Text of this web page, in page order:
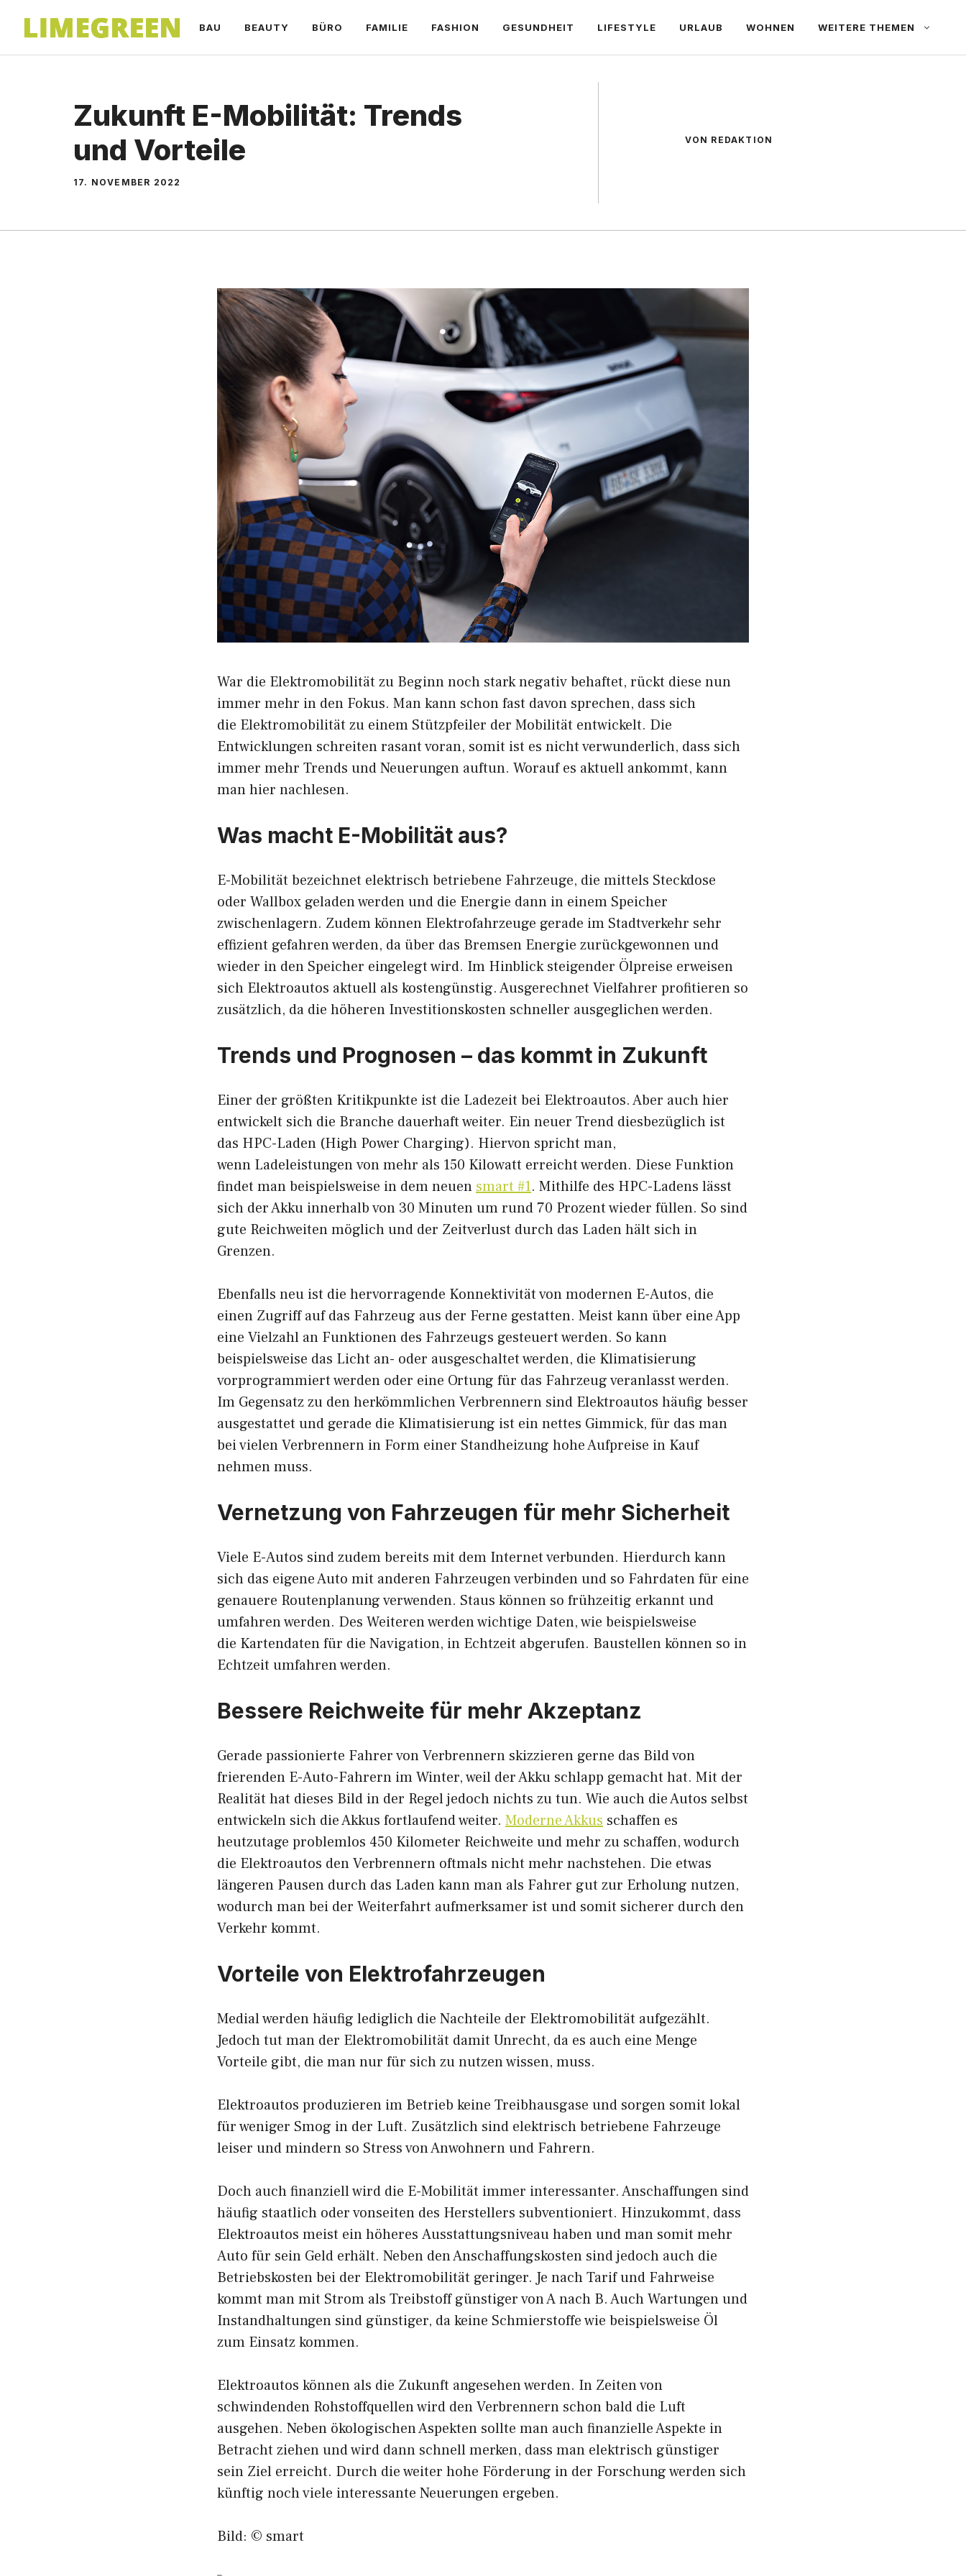
Inhalt
springen
BAU BEAUTY BÜRO FAMILIE FASHION GESUNDHEIT LIFESTYLE URLAUB WOHNEN WEITERE THEMEN
Zukunft E-Mobilität: Trends
und Vorteile
17. NOVEMBER 2022
VON REDAKTION
War die Elektromobilität zu Beginn noch stark negativ behaftet, rückt diese nun
immer mehr in den Fokus. Man kann schon fast davon sprechen, dass sich
die Elektromobilität zu einem Stützpfeiler der Mobilität entwickelt. Die
Entwicklungen schreiten rasant voran, somit ist es nicht verwunderlich, dass sich
immer mehr Trends und Neuerungen auftun. Worauf es aktuell ankommt, kann
man hier nachlesen.
Was macht E-Mobilität aus?
E-Mobilität bezeichnet elektrisch betriebene Fahrzeuge, die mittels Steckdose
oder Wallbox geladen werden und die Energie dann in einem Speicher
zwischenlagern. Zudem können Elektrofahrzeuge gerade im Stadtverkehr sehr
effizient gefahren werden, da über das Bremsen Energie zurückgewonnen und
wieder in den Speicher eingelegt wird. Im Hinblick steigender Ölpreise erweisen
sich Elektroautos aktuell als kostengünstig. Ausgerechnet Vielfahrer profitieren so
zusätzlich, da die höheren Investitionskosten schneller ausgeglichen werden.
Trends und Prognosen – das kommt in Zukunft
Einer der größten Kritikpunkte ist die Ladezeit bei Elektroautos. Aber auch hier
entwickelt sich die Branche dauerhaft weiter. Ein neuer Trend diesbezüglich ist
das HPC-Laden (High Power Charging). Hiervon spricht man,
wenn Ladeleistungen von mehr als 150 Kilowatt erreicht werden. Diese Funktion
findet man beispielsweise in dem neuensmart #1. Mithilfe des HPC-Ladens lässt
sich der Akku innerhalb von 30 Minuten um rund 70 Prozent wieder füllen. So sind
gute Reichweiten möglich und der Zeitverlust durch das Laden hält sich in
Grenzen.
Ebenfalls neu ist die hervorragende Konnektivität von modernen E-Autos, die
einen Zugriff auf das Fahrzeug aus der Ferne gestatten. Meist kann über eine App
eine Vielzahl an Funktionen des Fahrzeugs gesteuert werden. So kann
beispielsweise das Licht an- oder ausgeschaltet werden, die Klimatisierung
vorprogrammiert werden oder eine Ortung für das Fahrzeug veranlasst werden.
Im Gegensatz zu den herkömmlichen Verbrennern sind Elektroautos häufig besser
ausgestattet und gerade die Klimatisierung ist ein nettes Gimmick, für das man
bei vielen Verbrennern in Form einer Standheizung hohe Aufpreise in Kauf
nehmen muss.
Vernetzung von Fahrzeugen für mehr Sicherheit
Viele E-Autos sind zudem bereits mit dem Internet verbunden. Hierdurch kann
sich das eigene Auto mit anderen Fahrzeugen verbinden und so Fahrdaten für eine
genauere Routenplanung verwenden. Staus können so frühzeitig erkannt und
umfahren werden. Des Weiteren werden wichtige Daten, wie beispielsweise
die Kartendaten für die Navigation, in Echtzeit abgerufen. Baustellen können so in
Echtzeit umfahren werden.
Bessere Reichweite für mehr Akzeptanz
Gerade passionierte Fahrer von Verbrennern skizzieren gerne das Bild von
frierenden E-Auto-Fahrern im Winter, weil der Akku schlapp gemacht hat. Mit der
Realität hat dieses Bild in der Regel jedoch nichts zu tun. Wie auch die Autos selbst
entwickeln sich die Akkus fortlaufend weiter. Moderne Akkus schaffen es
heutzutage problemlos 450 Kilometer Reichweite und mehr zu schaffen, wodurch
die Elektroautos den Verbrennern oftmals nicht mehr nachstehen. Die etwas
längeren Pausen durch das Laden kann man als Fahrer gut zur Erholung nutzen,
wodurch man bei der Weiterfahrt aufmerksamer ist und somit sicherer durch den
Verkehr kommt.
Vorteile von Elektrofahrzeugen
Medial werden häufig lediglich die Nachteile der Elektromobilität aufgezählt.
Jedoch tut man der Elektromobilität damit Unrecht, da es auch eine Menge
Vorteile gibt, die man nur für sich zu nutzen wissen, muss.
Elektroautos produzieren im Betrieb keine Treibhausgase und sorgen somit lokal
für weniger Smog in der Luft. Zusätzlich sind elektrisch betriebene Fahrzeuge
leiser und mindern so Stress von Anwohnern und Fahrern.
Doch auch finanziell wird die E-Mobilität immer interessanter. Anschaffungen sind
häufig staatlich oder vonseiten des Herstellers subventioniert. Hinzukommt, dass
Elektroautos meist ein höheres Ausstattungsniveau haben und man somit mehr
Auto für sein Geld erhält. Neben den Anschaffungskosten sind jedoch auch die
Betriebskosten bei der Elektromobilität geringer. Je nach Tarif und Fahrweise
kommt man mit Strom als Treibstoff günstiger von A nach B. Auch Wartungen und
Instandhaltungen sind günstiger, da keine Schmierstoffe wie beispielsweise Öl
zum Einsatz kommen.
Elektroautos können als die Zukunft angesehen werden. In Zeiten von
schwindenden Rohstoffquellen wird den Verbrennern schon bald die Luft
ausgehen. Neben ökologischen Aspekten sollte man auch finanzielle Aspekte in
Betracht ziehen und wird dann schnell merken, dass man elektrisch günstiger
sein Ziel erreicht. Durch die weiter hohe Förderung in der Forschung werden sich
künftig noch viele interessante Neuerungen ergeben.
Bild: © smart